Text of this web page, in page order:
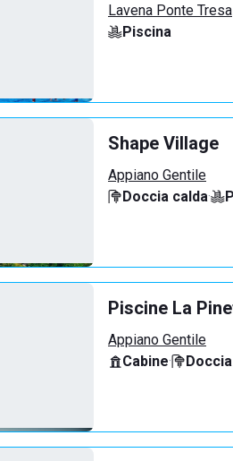
Lavena Ponte Tresa
Piscina
Shape Village
Appiano Gentile
Doccia calda·
Piscine La
Appiano Gentile
Cabine·